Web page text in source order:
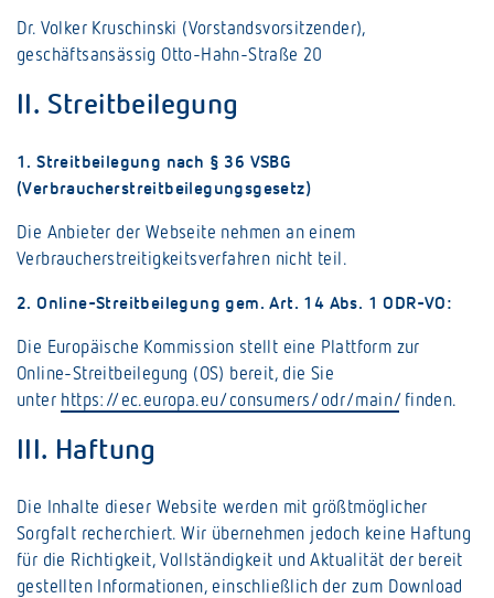
Dr. Volker Kruschinski (Vorstandsvorsitzender),
geschäftsansässig Otto-Hahn-Straße 20
II. Streitbeilegung
1. Streitbeilegung nach § 36 VSBG
(Verbraucherstreitbeilegungsgesetz)
Die Anbieter der Webseite nehmen an einem
Verbraucherstreitigkeitsverfahren nicht teil.
2. Online-Streitbeilegung gem. Art. 14 Abs. 1 ODR-VO:
Die Europäische Kommission stellt eine Plattform zur
Online-Streitbeilegung (OS) bereit, die Sie
unter https://ec.europa.eu/consumers/odr/main/finden.
III. Haftung
Die Inhalte dieser Website werden mit größtmöglicher
Sorgfalt recherchiert. Wir übernehmen jedoch keine Haftung
für die Richtigkeit, Vollständigkeit und Aktualität der bereit
gestellten Informationen, einschließlich der zum Download